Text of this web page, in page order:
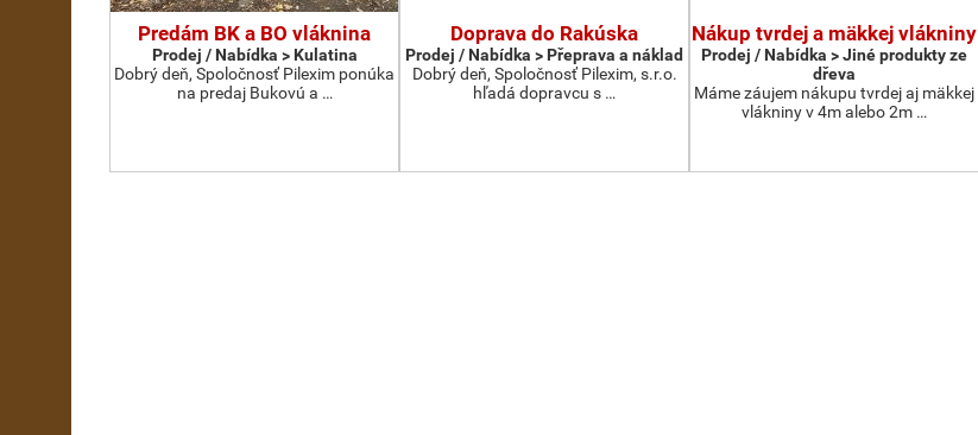
Predám BK a BO vláknina
Prodej / Nabídka > Kulatina
Dobrý deň, Spoločnosť Pilexim ponúka
na predaj Bukovú a …
Doprava do Rakúska
Prodej / Nabídka > Přeprava a náklad
Dobrý deň, Spoločnosť Pilexim, s.r.o.
hľadá dopravcu s …
Nákup tvrdej a mäkkej vlákniny
Prodej / Nabídka > Jiné produkty ze
dřeva
Máme záujem nákupu tvrdej aj mäkkej
vlákniny v 4m alebo 2m …